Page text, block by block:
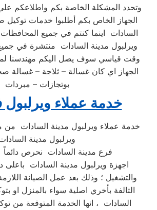
وتحدد المشكلة الخاصة بكم واطلاعكم
الجهاز الخاص بكم أطلبوا خدمات توكيل
السادات اينما كنتم في جميع المحافظات
ويرلبول مدينة السادات منتشرة في
وقت قياسي سوف يصل اليكم مهندسنا
الجهاز اي كان غسالة – ثلاجة – غسالة
بوتجازات – مبردات
خدمة عملاء
خدمة عملاء ويرلبول مدينة السادات
ويرلبول مدينة
فرع مدينة السادات نحرص
اجهزة ويرلبول مدينة السادات باعلى
والتشغيل ؛ وذلك بعد عمل الصيانة
التالفة بأخري اصلية سواء بالمنزل او
السادات ، انها الخدمة المتوقعة من